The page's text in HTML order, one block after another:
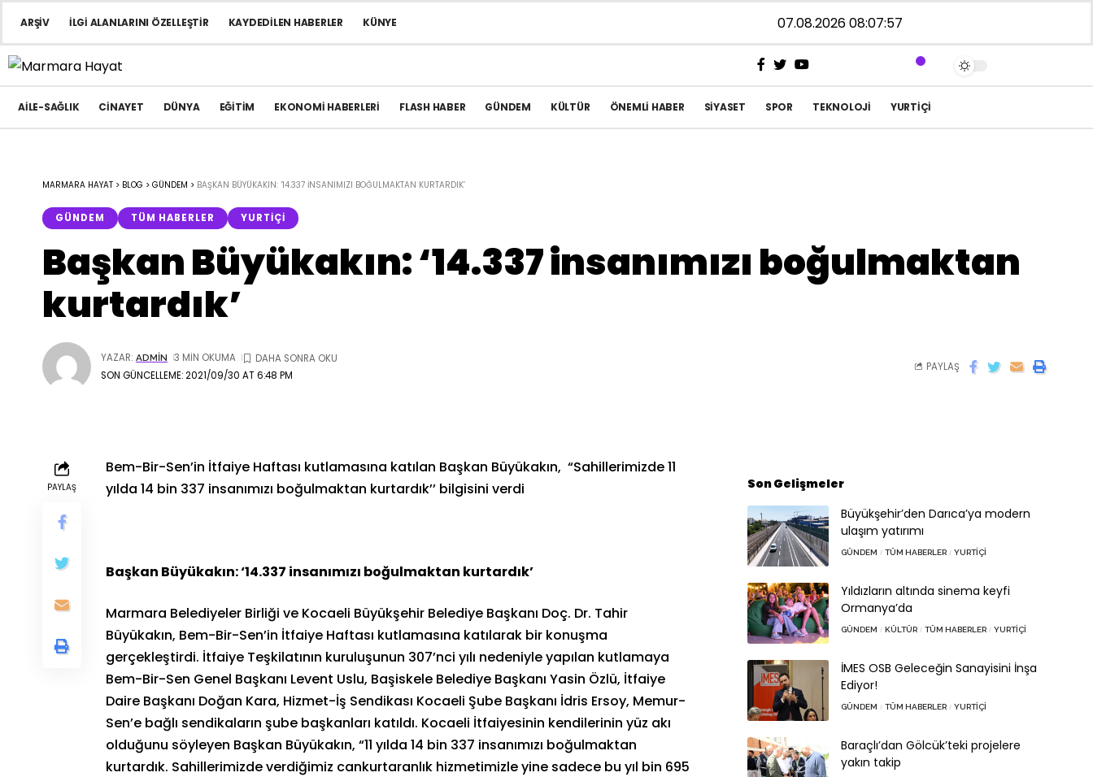
ARŞIV İLGI ALANLARINI ÖZELLEŞTIR KAYDEDILEN HABERLER KÜNYE 07.08.2026 08:07:57
AILE-SAĞLIK CINAYET DÜNYA EĞITIM EKONOMI HABERLERI FLASH HABER GÜNDEM KÜLTÜR ÖNEMLI HABER SIYASET SPOR TEKNOLOJI YURTIÇI
MARMARA HAYAT > BLOG > GÜNDEM > BAŞKAN BÜYÜKAKIN: ‘14.337 INSANIMIZI BOĞULMAKTAN KURTARDIK’
GÜNDEM TÜM HABERLER YURTIÇI
Başkan Büyükakın: ‘14.337 insanımızı boğulmaktan
kurtardık’
SON GÜNCELLEME: 2021/09/30 AT 6:48 PM
YAZAR: ADMIN 3 MIN OKUMA
PAYLAŞ
PAYLAŞ
Bem-Bir-Sen’in İtfaiye Haftası kutlamasına katılan Başkan Büyükakın, “Sahillerimizde 11
yılda 14 bin 337 insanımızı boğulmaktan kurtardık’’ bilgisini verdi
Başkan Büyükakın: ‘14.337 insanımızı boğulmaktan kurtardık’
Marmara Belediyeler Birliği ve Kocaeli Büyükşehir Belediye Başkanı Doç. Dr. Tahir
Büyükakın, Bem-Bir-Sen’in İtfaiye Haftası kutlamasına katılarak bir konuşma
gerçekleştirdi. İtfaiye Teşkilatının kuruluşunun 307’nci yılı nedeniyle yapılan kutlamaya
Bem-Bir-Sen Genel Başkanı Levent Uslu, Başiskele Belediye Başkanı Yasin Özlü, İtfaiye
Daire Başkanı Doğan Kara, Hizmet-İş Sendikası Kocaeli Şube Başkanı İdris Ersoy, Memur-
Sen’e bağlı sendikaların şube başkanları katıldı. Kocaeli İtfaiyesinin kendilerinin yüz akı
olduğunu söyleyen Başkan Büyükakın, “11 yılda 14 bin 337 insanımızı boğulmaktan
kurtardık. Sahillerimizde verdiğimiz cankurtaranlık hizmetimizle yine sadece bu yıl bin 695
Son Gelişmeler
Büyükşehir’den Darıca’ya modern
ulaşım yatırımı
GÜNDEM TÜM HABERLER YURTIÇI
Yıldızların altında sinema keyfi
Ormanya’da
GÜNDEM KÜLTÜR TÜM HABERLER YURTIÇI
İMES OSB Geleceğin Sanayisini İnşa
Ediyor!
GÜNDEM TÜM HABERLER YURTIÇI
Baraçlı’dan Gölcük’teki projelere
yakın takip